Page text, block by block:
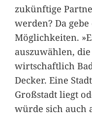
zukünftige
werden? Da
Möglichkeiten.
auszuwählen,
wirtschaftlich
Decker. Eine
Großstadt liegt
würde sich auch